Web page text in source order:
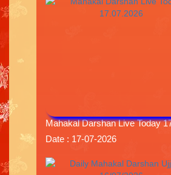
Mahakal Darshan Live Today
Date : 17-07-2026